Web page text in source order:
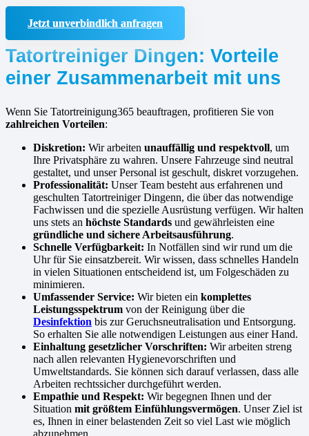
Jetzt unverbindlich anfragen
Tatortreiniger Dingen: Vorteile
einer Zusammenarbeit mit uns
Wenn Sie Tatortreinigung365 beauftragen, profitieren Sie von
zahlreichen Vorteilen:
Diskretion: Wir arbeiten unauffällig und respektvoll, um
Ihre Privatsphäre zu wahren. Unsere Fahrzeuge sind neutral
gestaltet, und unser Personal ist geschult, diskret vorzugehen.
Professionalität: Unser Team besteht aus erfahrenen und
geschulten Tatortreiniger Dingenn, die über das notwendige
Fachwissen und die spezielle Ausrüstung verfügen. Wir halten
uns stets an höchste Standards und gewährleisten eine
gründliche und sichere Arbeitsausführung.
Schnelle Verfügbarkeit: In Notfällen sind wir rund um die
Uhr für Sie einsatzbereit. Wir wissen, dass schnelles Handeln
in vielen Situationen entscheidend ist, um Folgeschäden zu
minimieren.
Umfassender Service: Wir bieten ein komplettes
Leistungsspektrum von der Reinigung über die
Desinfektion bis zur Geruchsneutralisation und Entsorgung.
So erhalten Sie alle notwendigen Leistungen aus einer Hand.
Einhaltung gesetzlicher Vorschriften: Wir arbeiten streng
nach allen relevanten Hygienevorschriften und
Umweltstandards. Sie können sich darauf verlassen, dass alle
Arbeiten rechtssicher durchgeführt werden.
Empathie und Respekt: Wir begegnen Ihnen und der
Situation mit größtem Einfühlungsvermögen. Unser Ziel ist
es, Ihnen in einer belastenden Zeit so viel Last wie möglich
abzunehmen.